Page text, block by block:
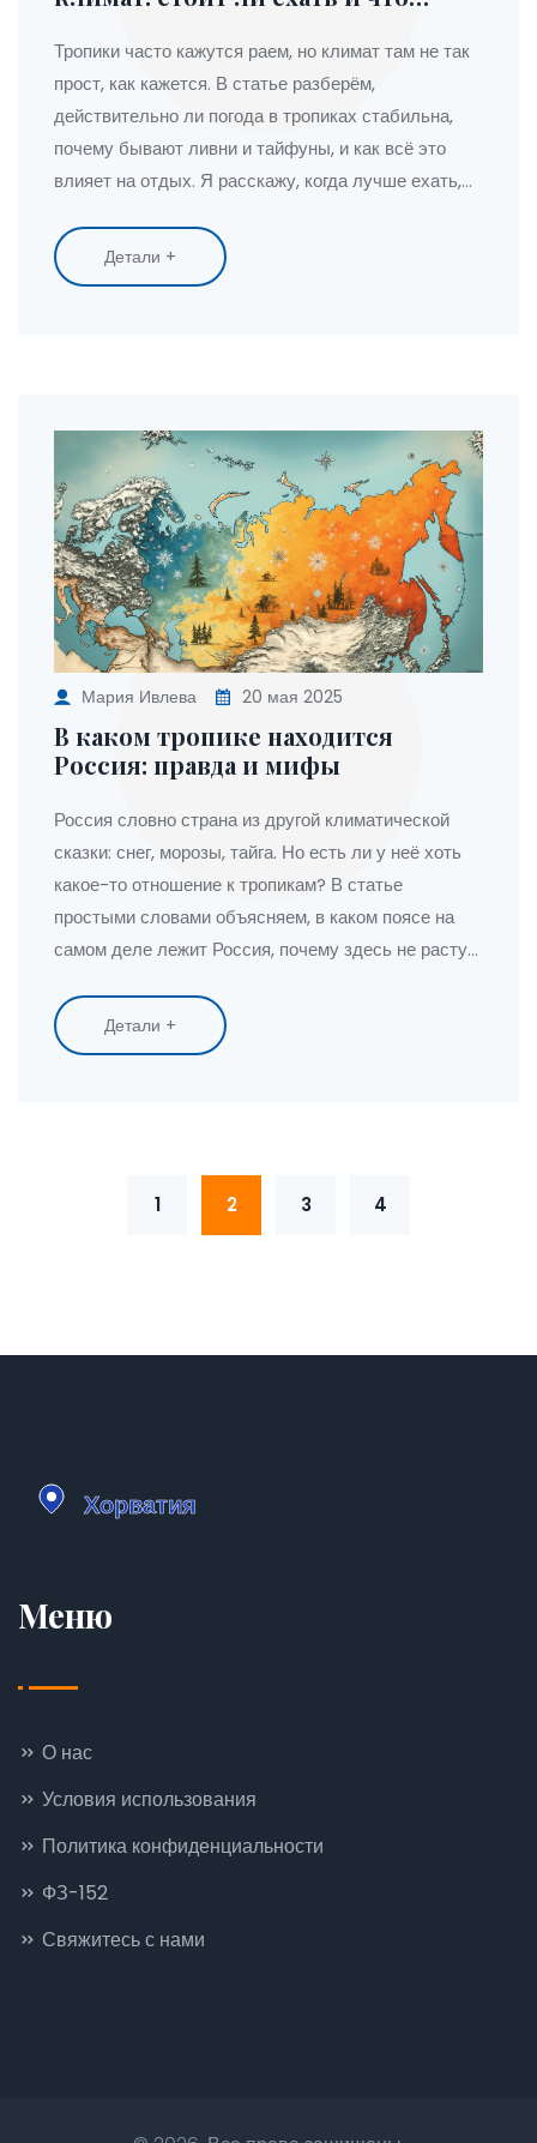
Тропики часто кажутся раем, но климат там не так
прост, как кажется. В статье разберём,
действительно ли погода в тропиках стабильна,
почему бывают ливни и тайфуны, и как всё это
влияет на отдых. Я расскажу, когда лучше ехать,
неожиданные факты об изменениях климата и
получите лайфхаки для комфортного путешествия.
Детали +
Мария Ивлева 20 мая 2025
В каком тропике находится
Россия: правда и мифы
Россия словно страна из другой климатической
сказки: снег, морозы, тайга. Но есть ли у неё хоть
какое-то отношение к тропикам? В статье
простыми словами объясняем, в каком поясе на
самом деле лежит Россия, почему здесь не растут
делать, если хочется тропический отпуск.
Обсуждаем географию, интересные факты и
Детали +
1 2 3 4
Меню
О нас
Условия использования
Политика конфиденциальности
ФЗ-152
Свяжитесь с нами